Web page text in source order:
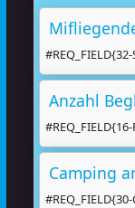
Anzahl
Camping